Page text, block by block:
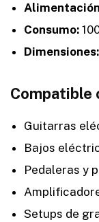
Consumo:
Dimensiones:
Compatible
Guitarras
Bajos
Pedaleras y
Setups de